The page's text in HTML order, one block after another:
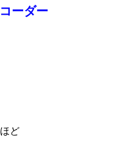
ーダー
ど